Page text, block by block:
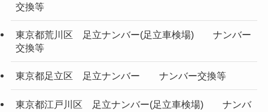
交換等
東京都荒川区 足立ナンバー(足立車検場) ナンバー
交換等
東京都足立区 足立ナンバー ナンバー交換等
東京都江戸川区 足立ナンバー(足立車検場) ナンバ